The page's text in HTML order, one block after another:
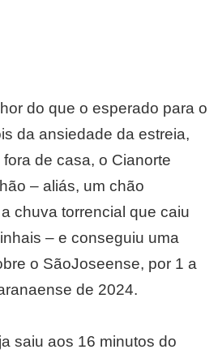
do que o esperado para o
da ansiedade da estreia,
de casa, o Cianorte
– aliás, um chão
chuva torrencial que caiu
– e conseguiu uma
o SãoJoseense, por 1 a
de 2024.
saiu aos 16 minutos do